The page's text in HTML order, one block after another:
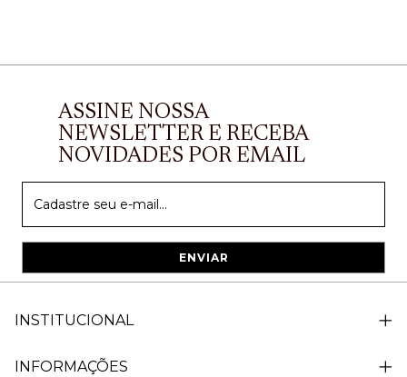
ASSINE NOSSA
NEWSLETTER E RECEBA
NOVIDADES POR EMAIL
INSTITUCIONAL
INFORMAÇÕES